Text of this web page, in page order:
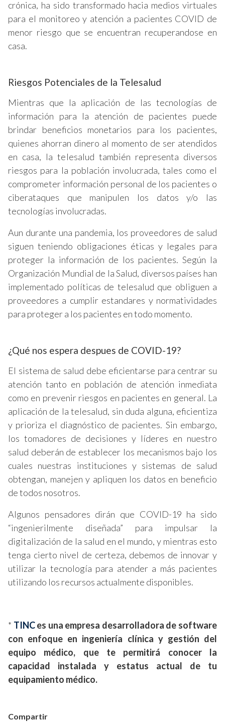
crónica, ha sido transformado hacia medios virtuales
para el monitoreo y atención a pacientes COVID de
menor riesgo que se encuentran recuperandose en
casa.
Riesgos Potenciales de la Telesalud
Mientras que la aplicación de las tecnologías de
información para la atención de pacientes puede
brindar beneficios monetarios para los pacientes,
quienes ahorran dinero al momento de ser atendidos
en casa, la telesalud también representa diversos
riesgos para la población involucrada, tales como el
comprometer información personal de los pacientes o
ciberataques que manipulen los datos y/o las
tecnologías involucradas.
Aun durante una pandemia, los proveedores de salud
siguen teniendo obligaciones éticas y legales para
proteger la información de los pacientes. Según la
Organización Mundial de la Salud, diversos países han
implementado políticas de telesalud que obliguen a
proveedores a cumplir estandares y normatividades
para proteger a los pacientes en todo momento.
¿Qué nos espera despues de COVID-19?
El sistema de salud debe eficientarse para centrar su
atención tanto en población de atención inmediata
como en prevenir riesgos en pacientes en general. La
aplicación de la telesalud, sin duda alguna, eficientiza
y prioriza el diagnóstico de pacientes. Sin embargo,
los tomadores de decisiones y líderes en nuestro
salud deberán de establecer los mecanismos bajo los
cuales nuestras instituciones y sistemas de salud
obtengan, manejen y apliquen los datos en beneficio
de todos nosotros.
Algunos pensadores dirán que COVID-19 ha sido
“ingenierilmente diseñada” para impulsar la
digitalización de la salud en el mundo, y mientras esto
tenga cierto nivel de certeza, debemos de innovar y
utilizar la tecnología para atender a más pacientes
utilizando los recursos actualmente disponibles.
* TINCes una empresa desarrolladora de software
con enfoque en ingeniería clínica y gestión del
equipo médico, que te permitirá conocer la
capacidad instalada y estatus actual de tu
equipamiento médico.
Compartir